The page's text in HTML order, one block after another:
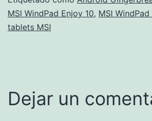
MSI WindPad Enjoy 10, MSI WindPad
tablets MSI
Dejar un